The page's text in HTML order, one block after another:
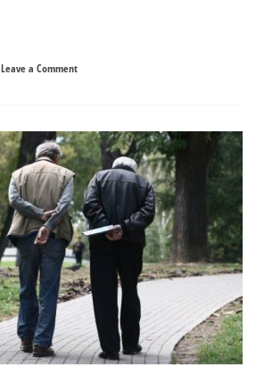
Leave a Commenton
obećanih
100
KM
MLADIMA
–
Krajem
mjeseca
penzionerima
i
borcima
nova
tranša
pomoći